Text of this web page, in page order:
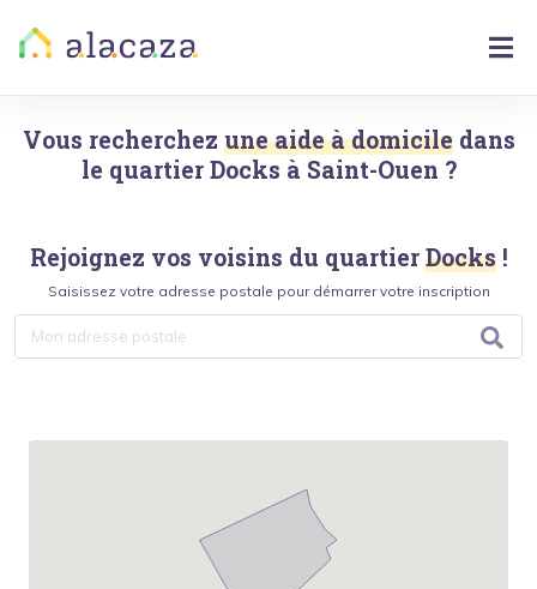
Vous recherchez une aide à domicile dans
le quartier Docks à Saint-Ouen ?
Rejoignez vos voisins du quartier Docks !
Saisissez votre adresse postale pour démarrer votre inscription